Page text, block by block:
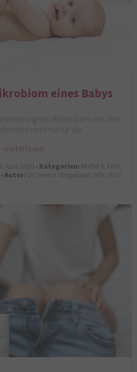
eines Babys
von Babys Darm mit den
nicht nur für die…
weiterlesen
April 2026 •Kategorien: Mutter & Kind,
Autor: Dr. Verena Stiegelbaur, MSc, BSc